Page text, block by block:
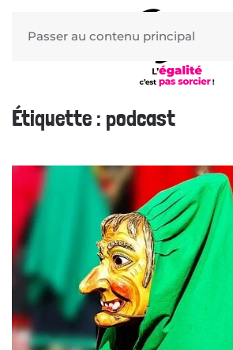
Passer au contenu principal
Étiquette : podcast